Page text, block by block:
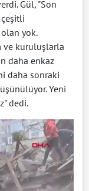
Gül, "Son
çeşitli
yok.
ve kuruluşlarla
daha enkaz
daha sonraki
Yeni
dedi.